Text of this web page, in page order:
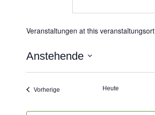
Veranstaltungen at this veranstaltungsort
Anstehende
Vorherige VeranstaltungenHeute